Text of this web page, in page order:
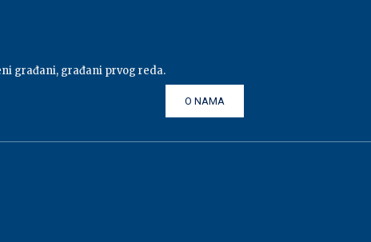
građani, građani prvog reda.
O NAMA